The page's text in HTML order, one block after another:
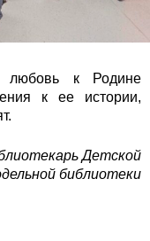
любовь к Родине
к ее истории,
карь Детской
библиотеки